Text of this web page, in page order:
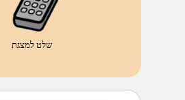
שלט למצגת